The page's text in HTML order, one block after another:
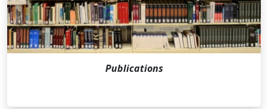
Publications